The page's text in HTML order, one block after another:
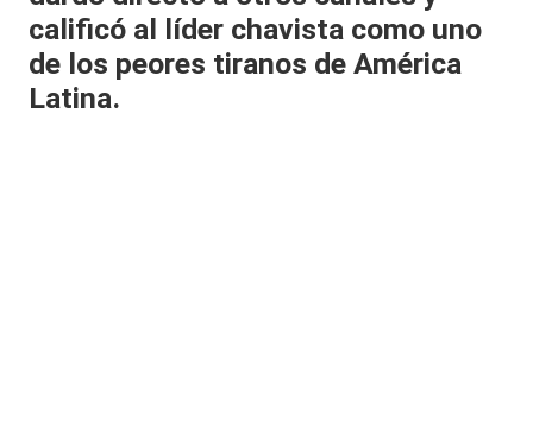
y
s,
T
calificó al líder chavista como uno
de los peores tiranos de América
Latina.